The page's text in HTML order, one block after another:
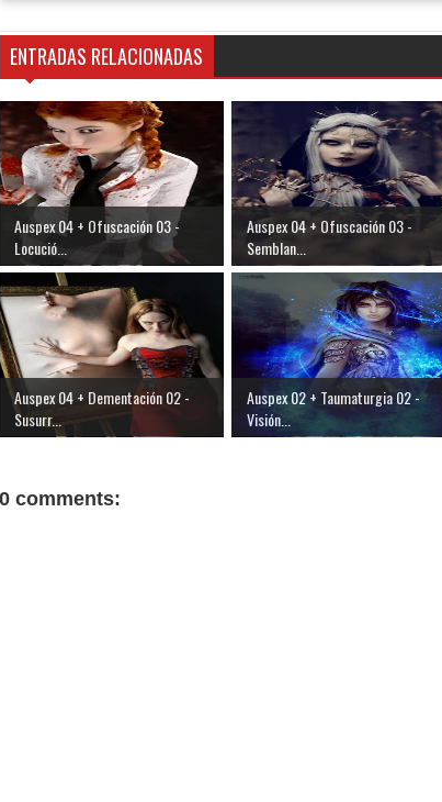
ENTRADAS RELACIONADAS
Auspex 04 + Ofuscación 03 -
Locució...
Auspex 04 + Ofuscación 03 -
Semblan...
Auspex 04 + Dementación 02 -
Susurr...
Auspex 02 + Taumaturgia 02 -
Visión...
0 comments: